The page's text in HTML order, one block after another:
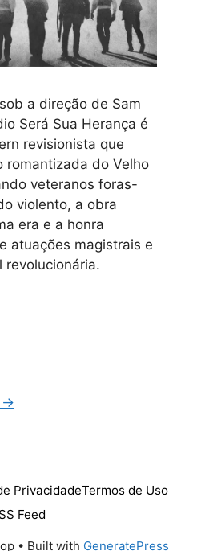
a direção de Sam
Será Sua Herança é
revisionista que
romantizada do Velho
veteranos foras-
violento, a obra
era e a honra
atuações magistrais e
revolucionária.
→
PrivacidadeTermos de Uso
Feed
• Built with GeneratePress